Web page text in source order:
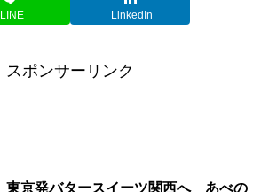
LINE LinkedIn
スポンサーリンク
東京発バタースイーツ関西へ あべの